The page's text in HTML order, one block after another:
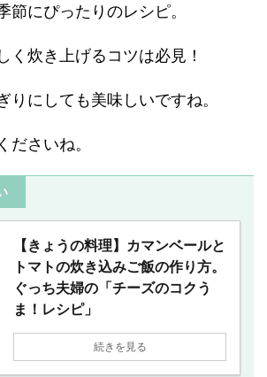
節にぴったりのレシピ。
く炊き上げるコツは必見！
りにしても美味しいですね。
ださいね。
【きょうの料理】カマンベールと
トマトの炊き込みご飯の作り方。
ぐっち夫婦の「チーズのコクう
ま！レシピ」
続きを見る